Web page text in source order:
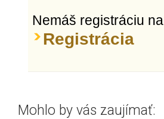
Nemáš registráciu na
Registrácia
Mohlo by vás zaujímať: